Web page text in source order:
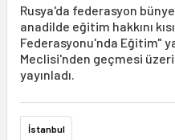
Rusya'da federasyon
anadilde eğitim hakkını
Federasyonu'nda Eğitim"
Meclisi'nden geçmesi
yayınladı.
İstanbul